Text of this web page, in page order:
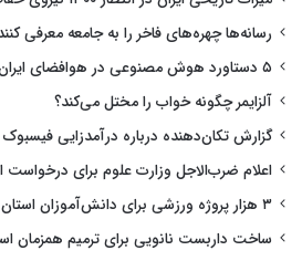
رسانه‌ها چهره‌های فاخر را به جامعه معرفی
۵ دستاورد هوش مصنوعی در هوافضای ایران
آلزایمر چگونه خواب را مختل می‌کند؟
گزارش تکان‌دهنده درباره درآمدزایی
اعلام ضرب‌الاجل وزارت علوم برای درخواست
۳ هزار پروژه ورزشی برای دانش‌آموزان استان تهران کلید خورد
ساخت داربست نانویی برای ترمیم همزمان